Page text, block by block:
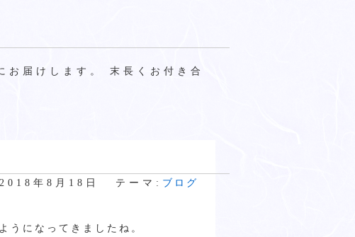
お届けします。 末長くお付き合
2018年8月18日 テーマ: ブログ
うになってきましたね。